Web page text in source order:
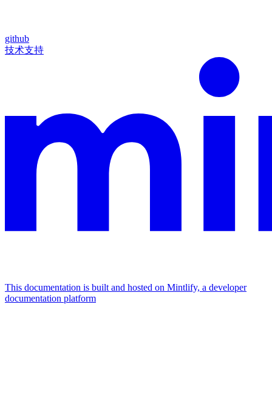
github
技术支持
This documentation is built and hosted on Mintlify, a developer
documentation platform